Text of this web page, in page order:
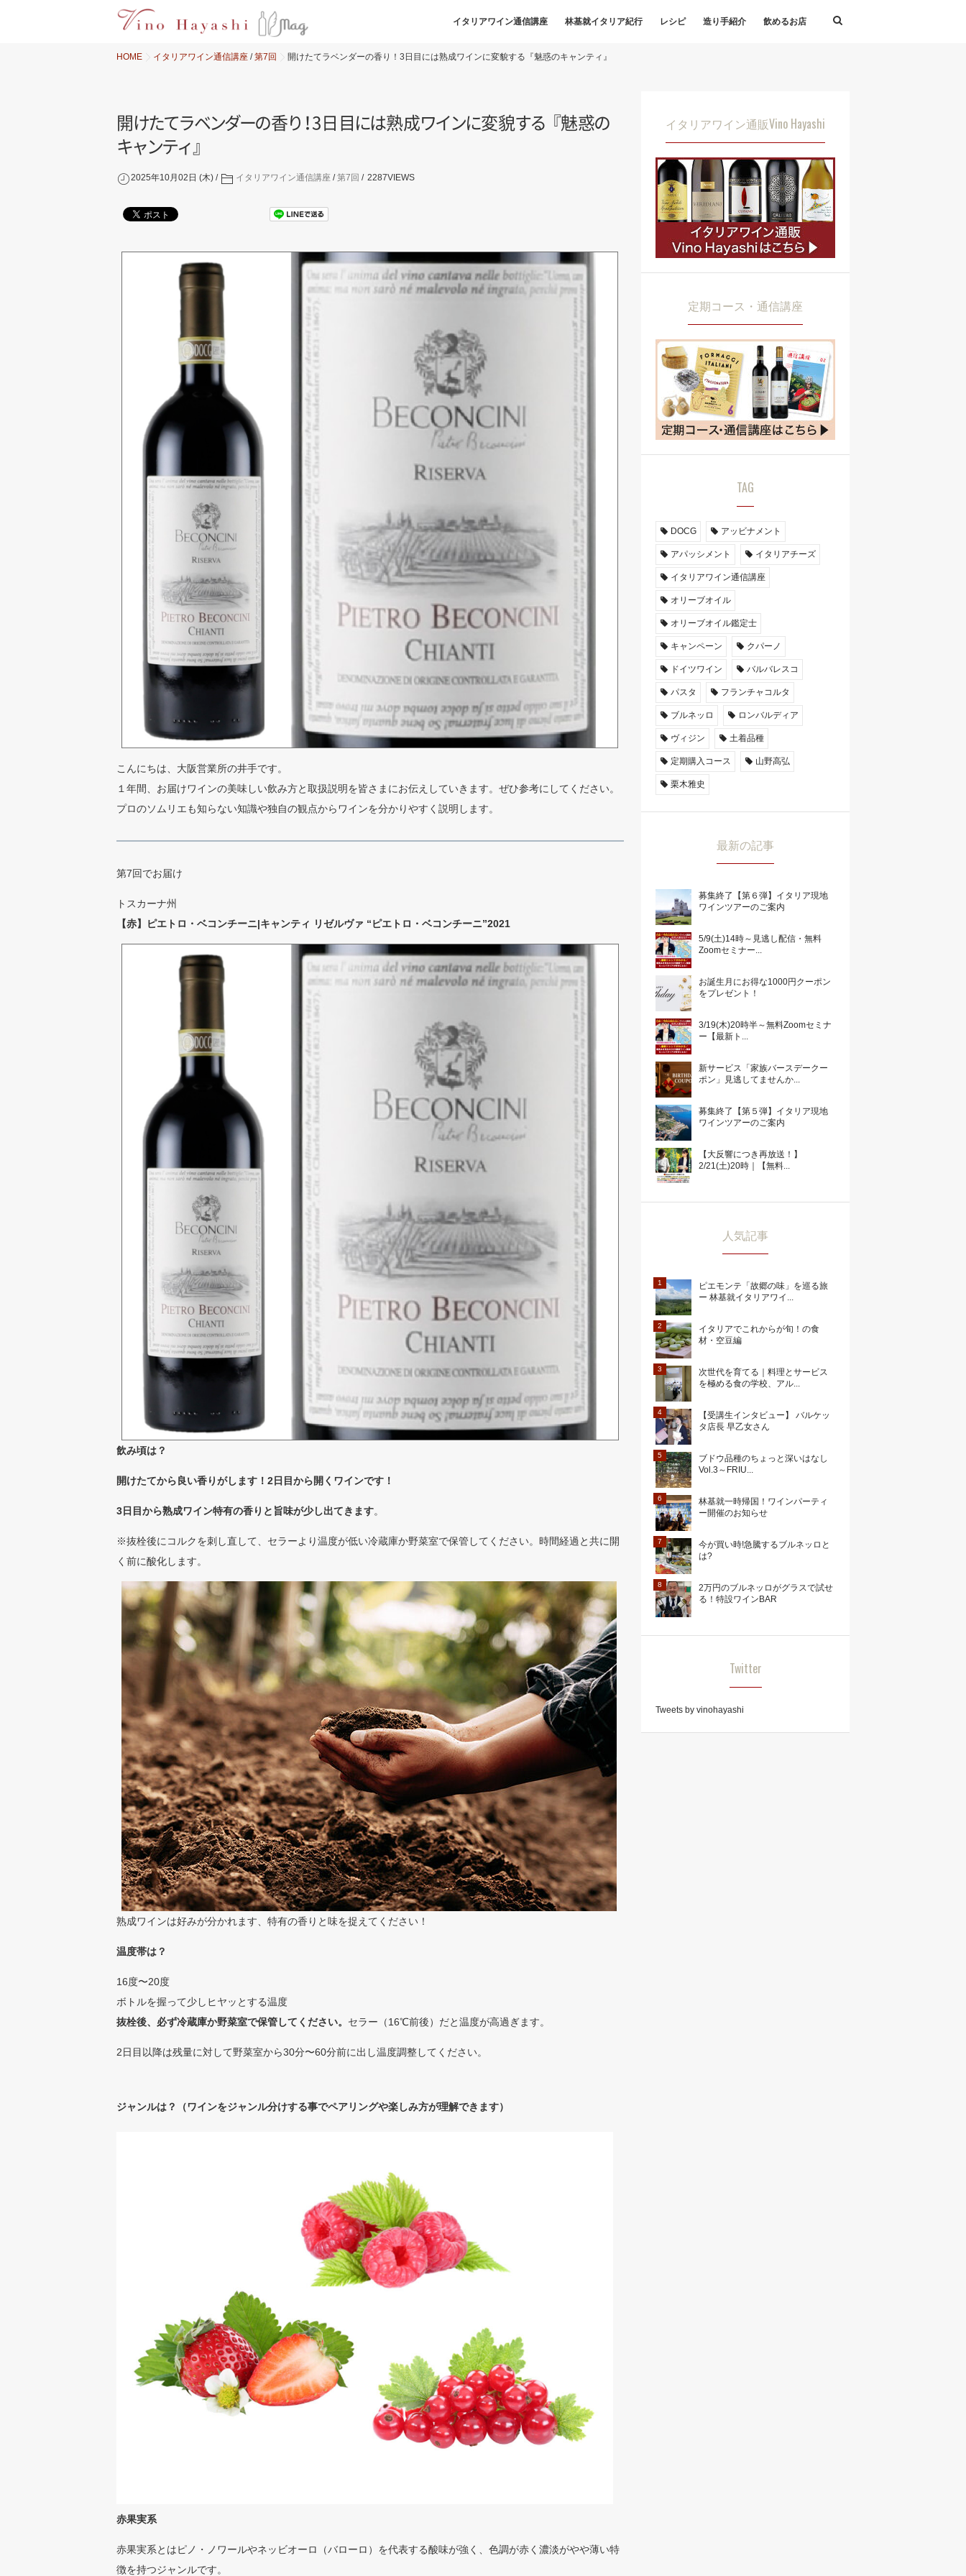
イタリアワイン通信講座 林基就イタリア紀行 レシピ 造り手紹介 飲めるお店
HOME イタリアワイン通信講座 /第7回 開けたてラベンダーの香り！3日目には熟成ワインに変貌する『魅惑のキャンティ』
開 けたてラベンダーの香り！ 3日 目 には熟成ワインに変貌する『魅惑の
キャンティ 』
2025年10月02日 (木) イタリアワイン通信講座 /第7回 2287VIEWS
こんにちは、大阪営業所の井手です。
１年間、お届けワインの美味しい飲み方と取扱説明を皆さまにお伝えしていきます。ぜひ参考にしてください。
プロのソムリエも知らない知識や独自の観点からワインを分かりやすく説明します。
第7回でお届け
トスカーナ州
【赤】ピエトロ・ベコンチーニ|キャンティ リゼルヴァ “ピエトロ・ベコンチーニ”2021
飲み頃は？
開けたてから良い香りがします！2日目から開くワインです！
3日目から熟成ワイン特有の香りと旨味が少し出てきます。
※抜栓後にコルクを刺し直して、セラーより温度が低い冷蔵庫か野菜室で保管してください。時間経過と共に開
く前に酸化します。
熟成ワインは好みが分かれます、特有の香りと味を捉えてください！
温度帯は？
16度〜20度
ボトルを握って少しヒヤッとする温度
抜栓後、必ず冷蔵庫か野菜室で保管してください。 セラー（16℃前後）だと温度が高過ぎます。
2日目以降は残量に対して野菜室から30分〜60分前に出し温度調整してください。
ジャンルは？（ワインをジャンル分けする事でペアリングや楽しみ方が理解できます）
赤果実系
赤果実系とはピノ・ノワールやネッビオーロ（バローロ）を代表する酸味が強く、色調が赤く濃淡がやや薄い特
徴を持つジャンルです。
イタリアワイン通販Vino Hayashi
定期コース・通信講座
TAG
DOCG アッビナメント
アパッシメント イタリアチーズ
イタリアワイン通信講座
オリーブオイル
オリーブオイル鑑定士
キャンペーン クパーノ
ドイツワイン バルバレスコ
パスタ フランチャコルタ
ブルネッロ ロンバルディア
ヴィジン 土着品種
定期購入コース 山野高弘
栗木雅史
最新の記事
募集終了【第６弾】イタリア現地
ワインツアーのご案内
5/9(土)14時～見逃し配信・無料
Zoomセミナー...
お誕生月にお得な1000円クーポン
をプレゼント！
3/19(木)20時半～無料Zoomセミナ
ー【最新ト...
新サービス「家族バースデークー
ポン」見逃してませんか...
募集終了【第５弾】イタリア現地
ワインツアーのご案内
【大反響につき再放送！】
2/21(土)20時｜【無料...
人気記事
ピエモンテ「故郷の味」を巡る旅
ー 林基就イタリアワイ...
イタリアでこれからが旬！の食
材・空豆編
次世代を育てる｜料理とサービス
を極める食の学校、アル...
【受講生インタビュー】 バルケッ
タ店長 早乙女さん
ブドウ品種のちょっと深いはなし
Vol.3～FRIU...
林基就一時帰国！ワインパーティ
ー開催のお知らせ
今が買い時!急騰するブルネッロと
は?
2万円のブルネッロがグラスで試せ
る！特設ワインBAR
Twitter
Tweets by vinohayashi